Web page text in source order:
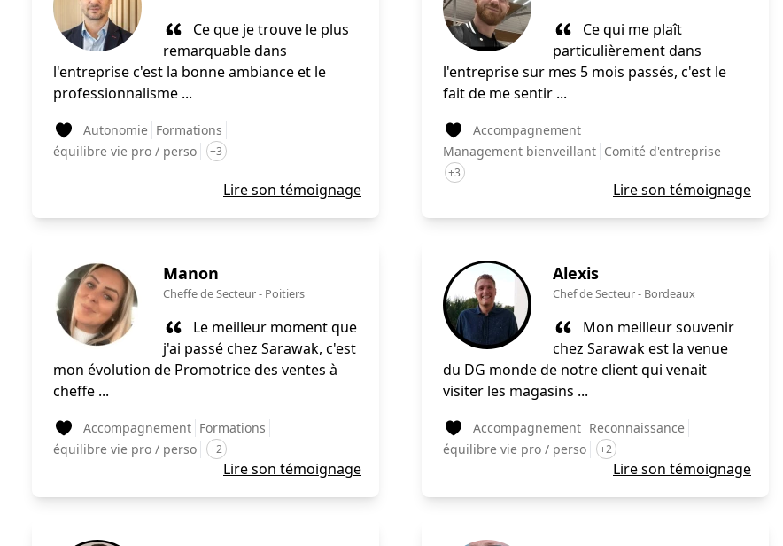
Lire son témoignage
Ce que je trouve le plus
remarquable dans
l'entreprise c'est la bonne ambiance et le
professionnalisme ...
Autonomie Formations
équilibre vie pro / perso
+3
Lire son témoignage
Ce qui me plaît
particulièrement dans
l'entreprise sur mes 5 mois passés, c'est le
fait de me sentir ...
Accompagnement
Management bienveillant Comité d'entreprise
+3
Lire son témoignage
Manon
Cheffe de Secteur- Poitiers
Le meilleur moment que
j'ai passé chez Sarawak, c'est
mon évolution de Promotrice des ventes à
cheffe ...
Accompagnement Formations
équilibre vie pro / perso
+2
Lire son témoignage
Alexis
Chef de Secteur- Bordeaux
Mon meilleur souvenir
chez Sarawak est la venue
du DG monde de notre client qui venait
visiter les magasins ...
Accompagnement Reconnaissance
équilibre vie pro / perso
+2